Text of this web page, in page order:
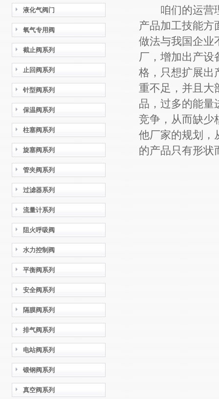
液化气阀门
氧气专用阀
截止阀系列
止回阀系列
针型阀系列
保温阀系列
柱塞阀系列
旋塞阀系列
管夹阀系列
过滤器系列
流量计系列
阻火呼吸阀
水力控制阀
平衡阀系列
安全阀系列
隔膜阀系列
排气阀系列
电站阀系列
锻钢阀系列
真空阀系列
咱们的运营理
产品加工技能方
做法与我国企业
厂，增加出产设
格，只想扩展出
重不足，并且大
品，过多的能量
竞争，从而缺少
他厂家的规划，
的产品只有形状